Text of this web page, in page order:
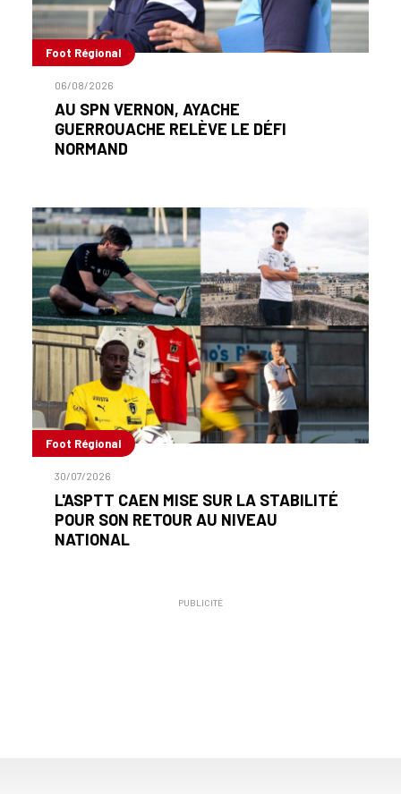
Foot Régional
06/08/2026
AU SPN VERNON, AYACHE
GUERROUACHE RELÈVE LE DÉFI
NORMAND
Foot Régional
30/07/2026
L'ASPTT CAEN MISE SUR LA STABILITÉ
POUR SON RETOUR AU NIVEAU
NATIONAL
PUBLICITÉ